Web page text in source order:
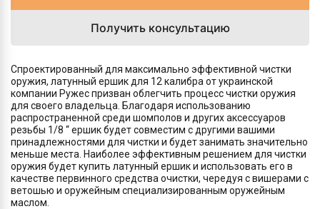
Получить консультацию
Спроектированный для максимально эффективной чистки
оружия, латунный ершик для 12 калибра от украинской
компании Ружес призван облегчить процесс чистки оружия
для своего владельца. Благодаря использованию
распространенной среди шомполов и других аксессуаров
резьбы 1/8 “ ершик будет совместим с другими вашими
принадлежностями для чистки и будет занимать значительно
меньше места. Наиболее эффективным решением для чистки
оружия будет купить латунный ершик и использовать его в
качестве первинного средства очистки, чередуя с вишерами с
ветошью и оружейным специализированным оружейным
маслом.